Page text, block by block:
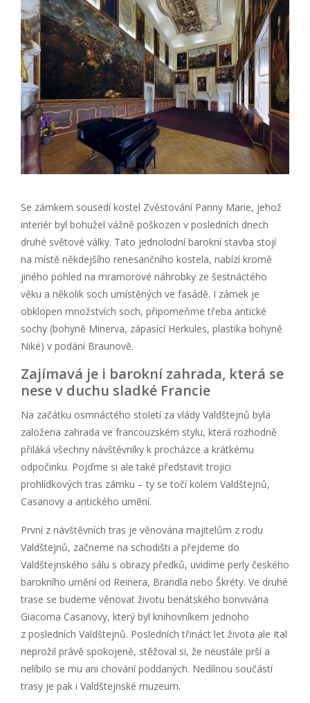
Se zámkem sousedí kostel Zvěstování Panny Marie, jehož
interiér byl bohužel vážně poškozen v posledních dnech
druhé světové války. Tato jednolodní barokní stavba stojí
na místě někdejšího renesančního kostela, nabízí kromě
jiného pohled na mramorové náhrobky ze šestnáctého
věku a několik soch umístěných ve fasádě. I zámek je
obklopen množstvích soch, připomeňme třeba antické
sochy (bohyně Minerva, zápasící Herkules, plastika bohyně
Niké) v podání Braunově.
Zajímavá je i barokní zahrada, která se
nese v duchu sladké Francie
Na začátku osmnáctého století za vlády Valdštejnů byla
založena zahrada ve francouzském stylu, která rozhodně
přiláká všechny návštěvníky k procházce a krátkému
odpočinku. Pojďme si ale také představit trojici
prohlídkových tras zámku – ty se točí kolem Valdštejnů,
Casanovy a antického umění.
První z návštěvních tras je věnována majitelům z rodu
Valdštejnů, začneme na schodišti a přejdeme do
Valdštejnského sálu s obrazy předků, uvidíme perly českého
barokního umění od Reinera, Brandla nebo Škréty. Ve druhé
trase se budeme věnovat životu benátského bonvivána
Giacoma Casanovy, který byl knihovníkem jednoho
z posledních Valdštejnů. Posledních třináct let života ale Ital
neprožil právě spokojeně, stěžoval si, že neustále prší a
nelíbilo se mu ani chování poddaných. Nedílnou součástí
trasy je pak i Valdštejnské muzeum.